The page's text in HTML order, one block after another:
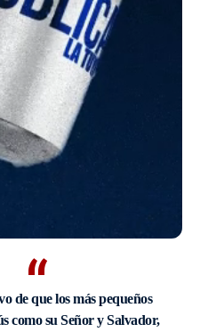
de que los más pequeños
como su Señor y Salvador,